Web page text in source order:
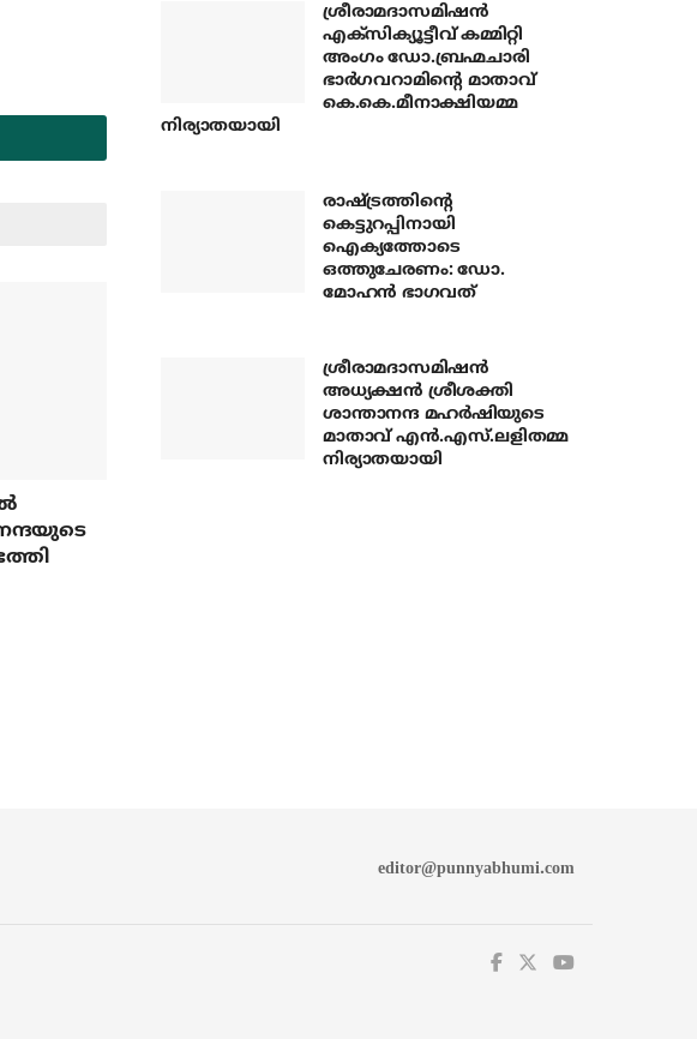
ശ്രീരാമദാസമിഷന്‍
എക്‌സിക്യൂട്ടീവ് കമ്മിറ്റി
അംഗം ഡോ.ബ്രഹ്മചാരി
ഭാര്‍ഗവറാമിന്റെ മാതാവ്
കെ.കെ.മീനാക്ഷിയമ്മ
നിര്യാതയായി
രാഷ്ട്രത്തിന്റെ
കെട്ടുറപ്പിനായി
ഐക്യത്തോടെ
ഒത്തുചേരണം: ഡോ.
മോഹന്‍ ഭാഗവത്
ശ്രീരാമദാസമിഷന്‍
അധ്യക്ഷന്‍ ശ്രീശക്തി
ശാന്താനന്ദ മഹര്‍ഷിയുടെ
മാതാവ് എന്‍.എസ്.ലളിതമ്മ
നിര്യാതയായി
editor@punnyabhumi.com